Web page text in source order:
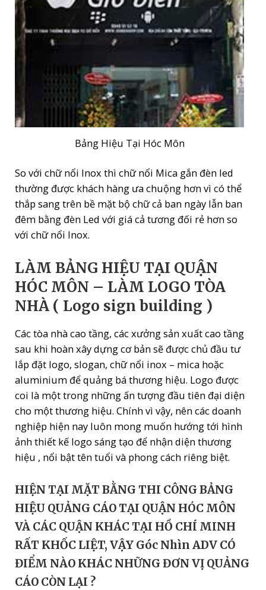
Bảng Hiệu Tại Hóc Môn
So với chữ nổi Inox thì chữ nổi Mica gắn đèn led
thường được khách hàng ưa chuộng hơn vì có thể
thắp sang trên bề mặt bộ chữ cả ban ngày lẫn ban
đêm bằng đèn Led với giá cả tương đối rẻ hơn so
với chữ nổi Inox.
LÀM BẢNG HIỆU TẠI QUẬN
HÓC MÔN – LÀM LOGO TÒA
NHÀ ( Logo sign building )
Các tòa nhà cao tầng, các xưởng sản xuất cao tầng
sau khi hoàn xây dựng cơ bản sẽ được chủ đầu tư
lắp đặt logo, slogan, chữ nổi inox – mica hoặc
aluminium để quảng bá thương hiệu. Logo được
coi là một trong những ấn tượng đầu tiên đại diện
cho một thương hiệu. Chính vì vậy, nên các doanh
nghiệp hiện nay luôn mong muốn hướng tới hình
ảnh thiết kế logo sáng tạo để nhận diện thương
hiệu , nổi bật tên tuổi và phong cách riêng biệt.
HIỆN TẠI MẶT BẰNG THI CÔNG BẢNG
HIỆU QUẢNG CÁO TẠI QUẬN HÓC MÔN
VÀ CÁC QUẬN KHÁC TẠI HỒ CHÍ MINH
RẤT KHỐC LIỆT, VẬY Góc Nhìn ADV CÓ
ĐIỂM NÀO KHÁC NHỮNG ĐƠN VỊ QUẢNG
CÁO CÒN LẠI ?